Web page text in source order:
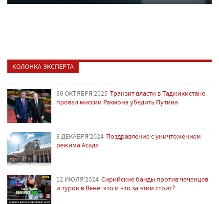
КОЛОНКА ЭКСПЕРТА
30 ОКТЯБРЯ'2025 Транзит власти в Таджикистане:
провал миссии Рахмона убедить Путина
8 ДЕКАБРЯ'2024 Поздравление с уничтожением
режима Асада
12 ИЮЛЯ'2024 Сирийские банды против чеченцев
и турок в Вене: кто и что за этим стоит?